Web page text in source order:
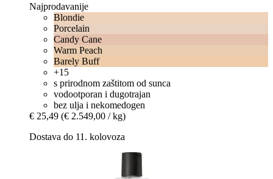
Najprodavanije
Blondie
Porcelain
Candy Cane
Warm Peach
Barely Buff
+15
s prirodnom zaštitom od sunca
vodootporan i dugotrajan
bez ulja i nekomedogen
€ 25,49 (€ 2.549,00 / kg)
Dostava do 11. kolovoza